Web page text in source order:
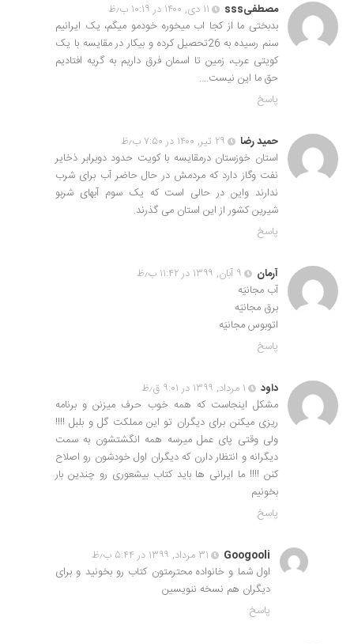
مصطفیsss
۱۱ دی, ۱۴۰۰ در ۱۰:۱۹ ب٫ظ
بدبختی ما از کجا اب میخوره خودمو میگم، یک ایرانیم
سنم رسیده به 26تحصیل کرده و بیکار در مقایسه با یک
کویتی عرب، زمین تا اسمان فرق داریم به گریه افتادیم
حق ما این نیست….
پاسخ
حمید رضا
۲۹ تیر, ۱۴۰۰ در ۷:۵۰ ب٫ظ
استان خوزستان درمقایسه با کویت حدود دوبرابر ذخایر
نفت وگاز دارد که مردمش در حال حاضر آب برای شرب
ندارند واین در حالی است که یک سوم آبهای شربو
شیرین کشور از این استان می گذرند.
پاسخ
آرمان
۹ آبان, ۱۳۹۹ در ۱۱:۴۲ ب٫ظ
آب مجانیَه
برق مجانیَه
اتوبوس مجانیَه
پاسخ
داود
۱ مرداد, ۱۳۹۹ در ۹:۰۱ ق٫ظ
مشکل اینجاست که همه خوب حرف میزنن و برنامه
ریزی میکنن برای دیگران تو این مملکت گل و بلبل !!!!
ولی وقتی پای عمل میرسه همه انگشتشون به سمت
دیگرانه و انتظار دارن که دیگران اول خودشون رو اصلاح
کنن !!!! ما ایرانی ها باید کتاب بیشعوری رو چندین بار
بخونیم
پاسخ
Googooli
۳۱ مرداد, ۱۳۹۹ در ۵:۴۴ ب٫ظ
اول شما و خانواده محترمتون کتاب رو بخونید و برای
دیگران هم نسخه ننویسین
پاسخ